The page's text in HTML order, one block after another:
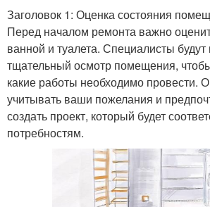
Заголовок 1: Оценка состояния
Перед началом ремонта важно
ванной и туалета. Специалисты будут
тщательный осмотр помещения,
какие работы необходимо провести.
учитывать ваши пожелания и
создать проект, который будет
потребностям.